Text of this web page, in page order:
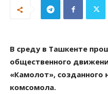
В среду в Ташкенте
общественного
«Камолот», созданного
комсомола.